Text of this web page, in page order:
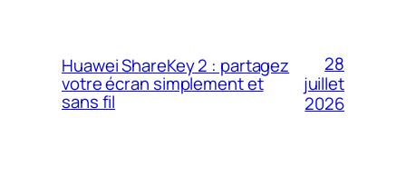
Huawei ShareKey 2 : partagez
votre écran simplement et
sans fil
28
juillet
2026